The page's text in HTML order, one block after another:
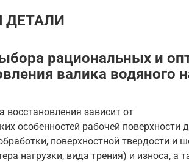
ДЕТАЛИ
рациональных и
валика водяного
зависит от
особенностей рабочей
поверхностной твердости и
нагрузки, вида трения) и износа, а